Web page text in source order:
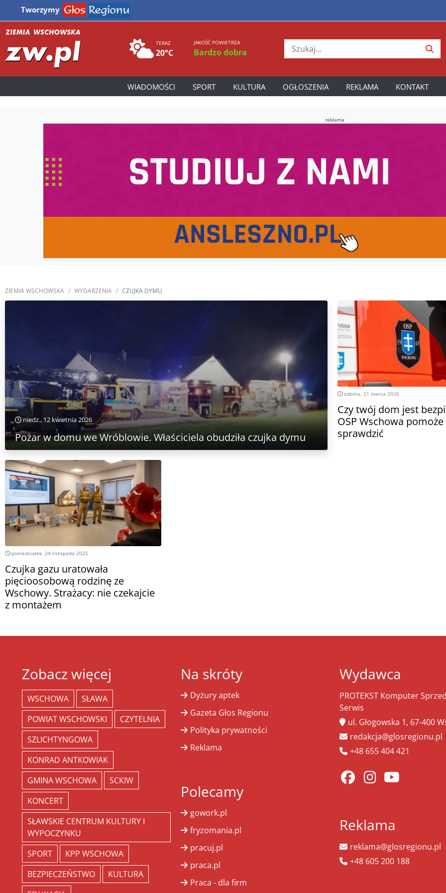
Tworzymy
TERAZ
20°C
JAKOŚĆ POWIETRZA
Bardzo dobra
WIADOMOŚCI SPORT KULTURA OGŁOSZENIA REKLAMA KONTAKT
reklama
ZIEMIA WSCHOWSKA WYDARZENIA CZUJKA DYMU
niedz., 12 kwietnia 2026
Pożar w domu we Wróblowie. Właściciela obudziła czujka dymu
sobota, 21 marca 2026
Czy twój dom jest
OSP Wschowa
sprawdzić
poniedziałek, 24 listopada 2025
Czujka gazu uratowała
pięcioosobową rodzinę ze
Wschowy. Strażacy: nie czekajcie
z montażem
Zobacz więcej
WSCHOWA
SŁAWA
POWIAT WSCHOWSKI
CZYTELNIA
SZLICHTYNGOWA
KONRAD ANTKOWIAK
GMINA WSCHOWA
SCKIW
KONCERT
SŁAWSKIE CENTRUM KULTURY I
WYPOCZYNKU
SPORT
KPP WSCHOWA
BEZPIECZEŃSTWO
KULTURA
Na skróty
Dyżury aptek
Gazeta Głos Regionu
Polityka prywatności
Reklama
Polecamy
gowork.pl
fryzomania.pl
pracuj.pl
praca.pl
Praca - dla firm
Wydawca
PROTEKST Komputer
Serwis
ul. Głogowska 1, 67-400
redakcja@glosregionu.pl
+48 655 404 421
Reklama
reklama@glosregionu.pl
+48 605 200 188